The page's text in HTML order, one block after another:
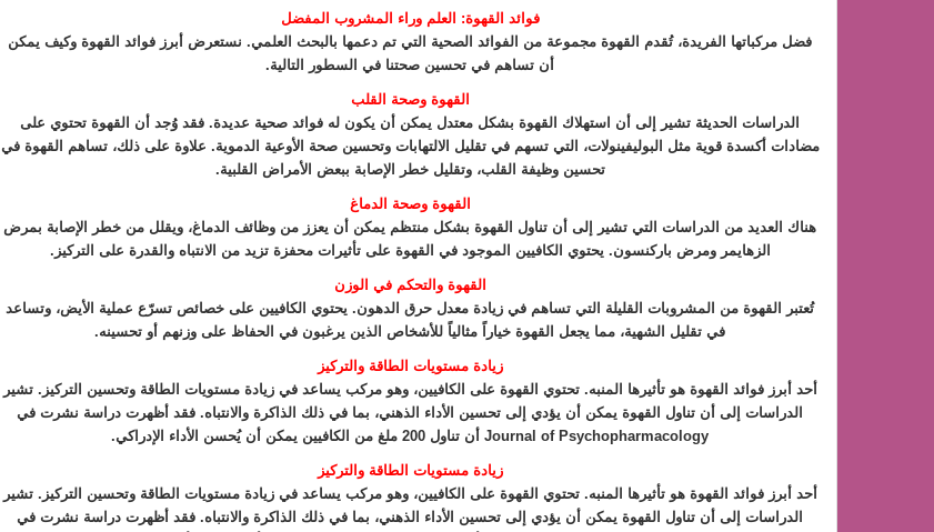
فوائد القهوة: العلم وراء المشروب المفضل
فضل مركباتها الفريدة، تُقدم القهوة مجموعة من الفوائد الصحية التي تم دعمها بالبحث العلمي. نستعرض أبرز فوائد القهوة وكيف يمكن
أن تساهم في تحسين صحتنا في السطور التالية.
القهوة وصحة القلب
الدراسات الحديثة تشير إلى أن استهلاك القهوة بشكل معتدل يمكن أن يكون له فوائد صحية عديدة. فقد وُجد أن القهوة تحتوي على
مضادات أكسدة قوية مثل البوليفينولات، التي تسهم في تقليل الالتهابات وتحسين صحة الأوعية الدموية. علاوة على ذلك، تساهم القهوة في
تحسين وظيفة القلب، وتقليل خطر الإصابة ببعض الأمراض القلبية.
القهوة وصحة الدماغ
هناك العديد من الدراسات التي تشير إلى أن تناول القهوة بشكل منتظم يمكن أن يعزز من وظائف الدماغ، ويقلل من خطر الإصابة بمرض
الزهايمر ومرض باركنسون. يحتوي الكافيين الموجود في القهوة على تأثيرات محفزة تزيد من الانتباه والقدرة على التركيز.
القهوة والتحكم في الوزن
تُعتبر القهوة من المشروبات القليلة التي تساهم في زيادة معدل حرق الدهون. يحتوي الكافيين على خصائص تسرّع عملية الأيض، وتساعد
في تقليل الشهية، مما يجعل القهوة خياراً مثالياً للأشخاص الذين يرغبون في الحفاظ على وزنهم أو تحسينه.
زيادة مستويات الطاقة والتركيز
أحد أبرز فوائد القهوة هو تأثيرها المنبه. تحتوي القهوة على الكافيين، وهو مركب يساعد في زيادة مستويات الطاقة وتحسين التركيز. تشير
الدراسات إلى أن تناول القهوة يمكن أن يؤدي إلى تحسين الأداء الذهني، بما في ذلك الذاكرة والانتباه. فقد أظهرت دراسة نشرت في
Journal of Psychopharmacology أن تناول 200 ملغ من الكافيين يمكن أن يُحسن الأداء الإدراكي.
زيادة مستويات الطاقة والتركيز
أحد أبرز فوائد القهوة هو تأثيرها المنبه. تحتوي القهوة على الكافيين، وهو مركب يساعد في زيادة مستويات الطاقة وتحسين التركيز. تشير
الدراسات إلى أن تناول القهوة يمكن أن يؤدي إلى تحسين الأداء الذهني، بما في ذلك الذاكرة والانتباه. فقد أظهرت دراسة نشرت في